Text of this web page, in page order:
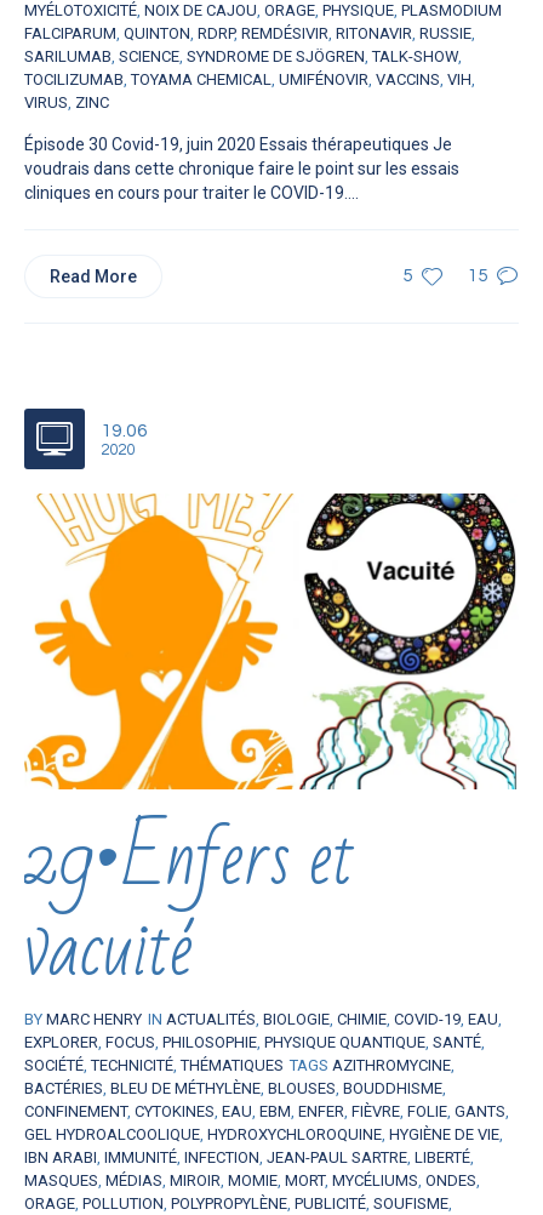
MYÉLOTOXICITÉ, NOIX DE CAJOU, ORAGE, PHYSIQUE, PLASMODIUM
FALCIPARUM, QUINTON, RDRP, REMDÉSIVIR, RITONAVIR, RUSSIE,
SARILUMAB, SCIENCE, SYNDROME DE SJÖGREN,TALK-SHOW,
TOCILIZUMAB,TOYAMA CHEMICAL, UMIFÉNOVIR, VACCINS, VIH,
VIRUS, ZINC
Épisode 30 Covid-19, juin 2020 Essais thérapeutiques Je
voudrais dans cette chronique faire le point sur les essais
cliniques en cours pour traiter le COVID-19....
5 15
Read More
19.06
2020
29•Enfers et
vacuité
BY MARC HENRY IN ACTUALITÉS, BIOLOGIE, CHIMIE, COVID-19, EAU,
EXPLORER, FOCUS, PHILOSOPHIE, PHYSIQUE QUANTIQUE, SANTÉ,
SOCIÉTÉ,TECHNICITÉ,THÉMATIQUES TAGS AZITHROMYCINE,
BACTÉRIES, BLEU DE MÉTHYLÈNE, BLOUSES, BOUDDHISME,
CONFINEMENT, CYTOKINES, EAU, EBM, ENFER, FIÈVRE, FOLIE, GANTS,
GEL HYDROALCOOLIQUE, HYDROXYCHLOROQUINE, HYGIÈNE DE VIE,
IBN ARABI, IMMUNITÉ, INFECTION, JEAN-PAUL SARTRE, LIBERTÉ,
MASQUES, MÉDIAS, MIROIR, MOMIE, MORT, MYCÉLIUMS, ONDES,
ORAGE, POLLUTION, POLYPROPYLÈNE, PUBLICITÉ, SOUFISME,